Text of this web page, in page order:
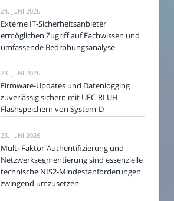
24. JUNI 2026
Externe IT-Sicherheitsanbieter
ermöglichen Zugriff auf Fachwissen und
umfassende Bedrohungsanalyse
23. JUNI 2026
Firmware-Updates und Datenlogging
zuverlässig sichern mit UFC-RLUH-
Flashspeichern von System-D
23. JUNI 2026
Multi-Faktor-Authentifizierung und
Netzwerksegmentierung sind essenzielle
technische NIS2-Mindestanforderungen
zwingend umzusetzen